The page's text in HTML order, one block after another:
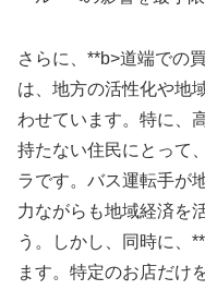
さらに、**b>道端での
は、地方の活性化や地
わせています。特に、
持たない住民にとって
ラです。バス運転手が
力ながらも地域経済を
う。しかし、同時に、
ます。特定のお店だけ